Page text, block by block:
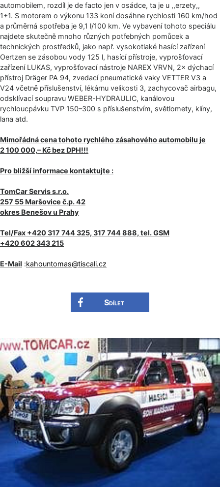
automobilem, rozdíl je de facto jen v osádce, ta je u ,,erzety,,
1+1. S motorem o výkonu 133 koní dosáhne rychlosti 160 km/hod
a průměrná spotřeba je 9,1 l/100 km. Ve vybavení tohoto speciálu
najdete skutečně mnoho různých potřebných pomůcek a
technických prostředků, jako např. vysokotlaké hasící zařízení
Oertzen se zásobou vody 125 l, hasící přístroje, vyprošťovací
zařízení LUKAS, vyprošťovací nástroje NAREX VRVN, 2× dýchací
přístroj Dräger PA 94, zvedací pneumatické vaky VETTER V3 a
V24 včetně příslušenství, lékárnu velikosti 3, zachycovač airbagu,
odsklívací soupravu WEBER-HYDRAULIC, kanálovou
rychloucpávku TVP 150–300 s příslušenstvím, světlomety, klíny,
lana atd.
Mimořádná cena tohoto rychlého zásahového automobilu je
2 100 000,– Kč bez DPH!!!
Pro bližší informace kontaktujte :
TomCar Servis s.r.o.
257 55 Maršovice č.p. 42
okres Benešov u Prahy
Tel/Fax +420 317 744 325, 317 744 888, tel. GSM
+420 602 343 215
E-Mail :kahountomas@tiscali.cz
Sdílet